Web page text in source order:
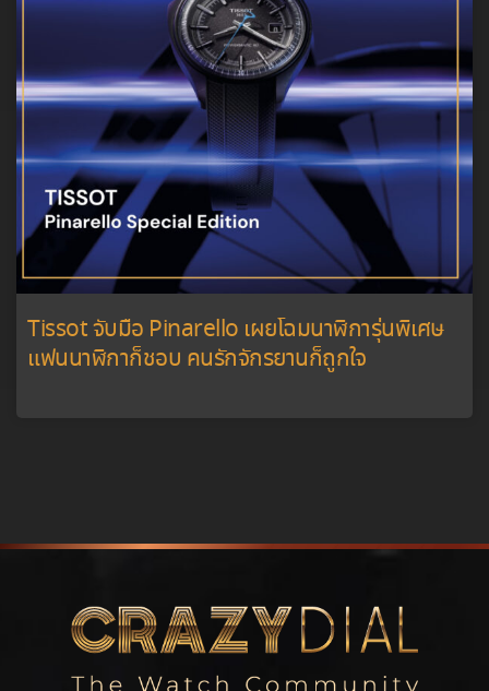
Tissot จับมือ Pinarello เผยโฉมนาฬิการุ่นพิเศษ
แฟนนาฬิกาก็ชอบ คนรักจักรยานก็ถูกใจ